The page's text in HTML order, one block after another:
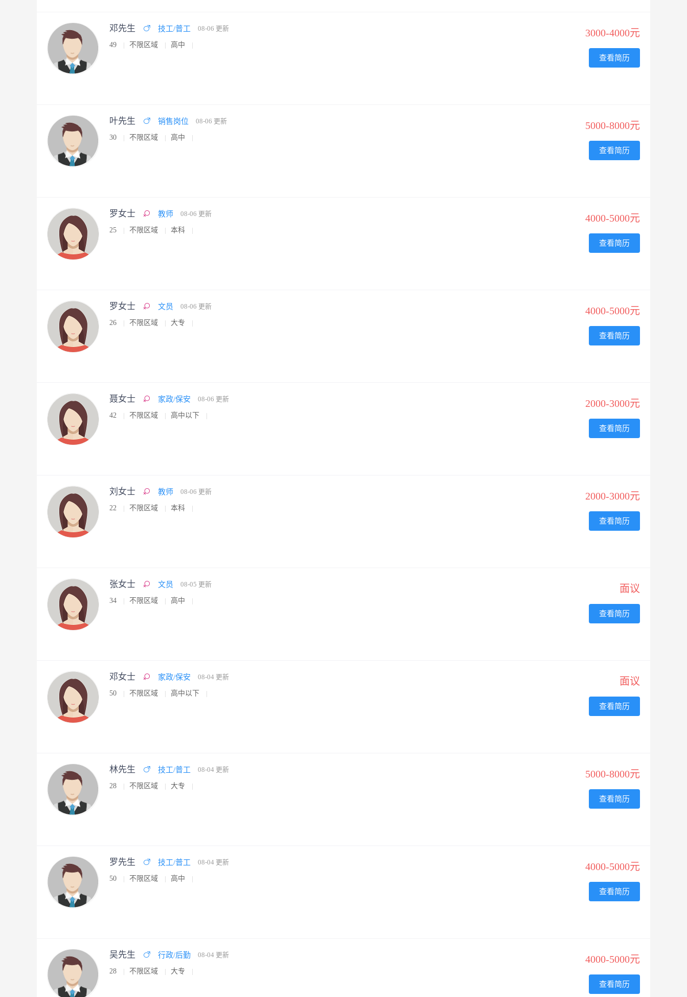
邓先生 技工/普工 08-06 更新
49 不限区域 高中
3000-4000元
查看简历
叶先生 销售岗位 08-06 更新
30 不限区域 高中
5000-8000元
查看简历
罗女士 教师 08-06 更新
25 不限区域 本科
4000-5000元
查看简历
罗女士 文员 08-06 更新
26 不限区域 大专
4000-5000元
查看简历
聂女士 家政/保安 08-06 更新
42 不限区域 高中以下
2000-3000元
查看简历
刘女士 教师 08-06 更新
22 不限区域 本科
2000-3000元
查看简历
张女士 文员 08-05 更新
34 不限区域 高中
面议
查看简历
邓女士 家政/保安 08-04 更新
50 不限区域 高中以下
面议
查看简历
林先生 技工/普工 08-04 更新
28 不限区域 大专
5000-8000元
查看简历
罗先生 技工/普工 08-04 更新
50 不限区域 高中
4000-5000元
查看简历
吴先生 行政/后勤 08-04 更新
28 不限区域 大专
4000-5000元
查看简历